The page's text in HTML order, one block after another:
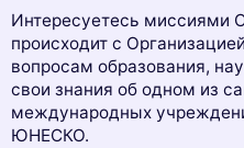
Интересуетесь миссиями
происходит с
вопросам образования,
свои знания об одном из
международных
ЮНЕСКО.